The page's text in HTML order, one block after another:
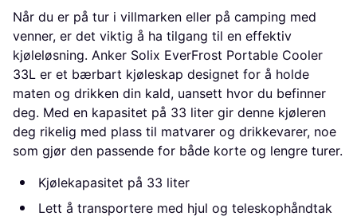
Når du er på tur i villmarken eller på camping med
venner, er det viktig å ha tilgang til en effektiv
kjøleløsning. Anker Solix EverFrost Portable Cooler
33L er et bærbart kjøleskap designet for å holde
maten og drikken din kald, uansett hvor du befinner
deg. Med en kapasitet på 33 liter gir denne kjøleren
deg rikelig med plass til matvarer og drikkevarer, noe
som gjør den passende for både korte og lengre turer.
Kjølekapasitet på 33 liter
Lett å transportere med hjul og teleskophåndtak